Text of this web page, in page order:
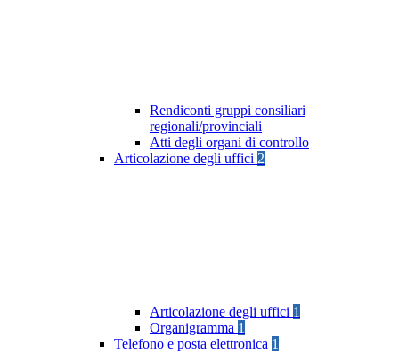
Rendiconti gruppi consiliari
regionali/provinciali
Atti degli organi di controllo
Articolazione degli uffici 2
Articolazione degli uffici 1
Organigramma 1
Telefono e posta elettronica 1